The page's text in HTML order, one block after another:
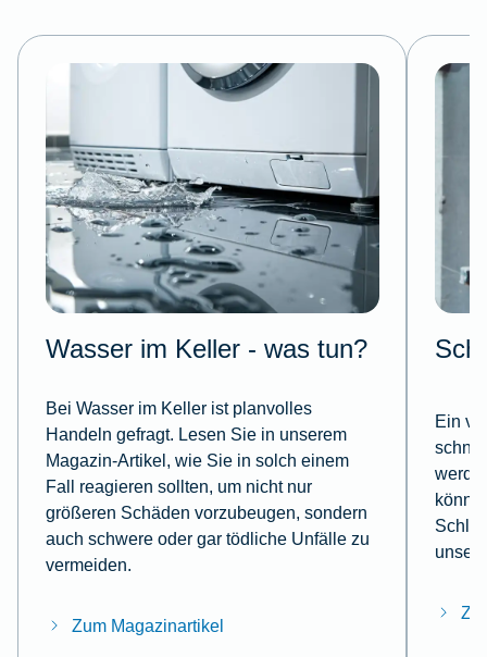
Wasser im Keller - was tun?
Bei Wasser im Keller ist planvolles
Handeln gefragt. Lesen Sie in unserem
Magazin-Artikel, wie Sie in solch einem
Fall reagieren sollten, um nicht nur
größeren Schäden vorzubeugen, sondern
auch schwere oder gar tödliche Unfälle zu
vermeiden.
Zum Magazinartikel
Ein